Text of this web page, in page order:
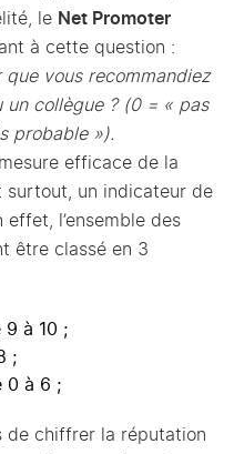
le Net Promoter
à cette question :
vous recommandiez
collègue ? (0 = « pas
probable »).
efficace de la
surtout, un indicateur de
l’ensemble des
être classé en 3
9 à 10 ;
;
0 à 6 ;
de chiffrer la réputation